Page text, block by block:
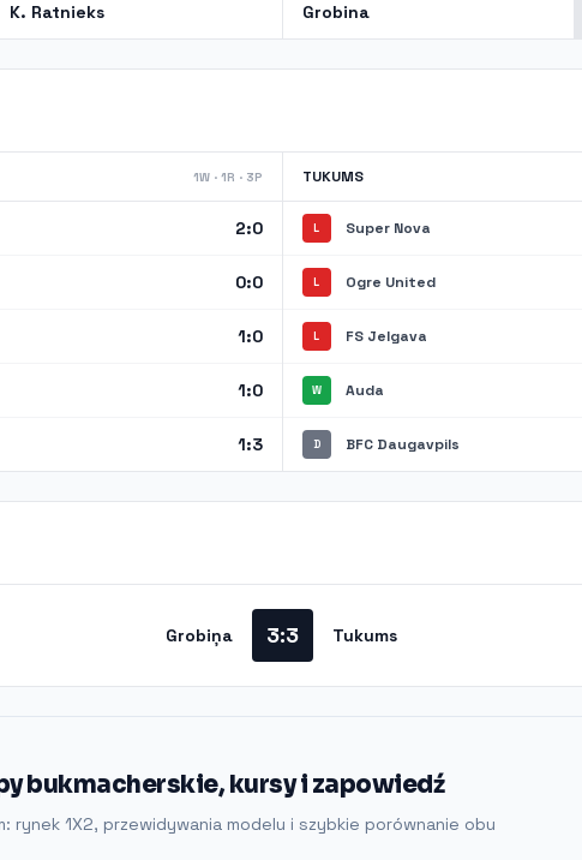
K. Ratnieks Grobina
1W · 1R · 3P
2:0
0:0
1:0
1:0
1:3
TUKUMS
L Super Nova
L Ogre United
L FS Jelgava
W Auda
D BFC Daugavpils
Grobiņa 3:3 Tukums
bukmacherskie, kursy i zapowiedź
rynek 1X2, przewidywania modelu i szybkie porównanie obu